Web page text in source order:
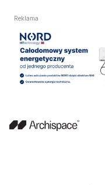
Reklama